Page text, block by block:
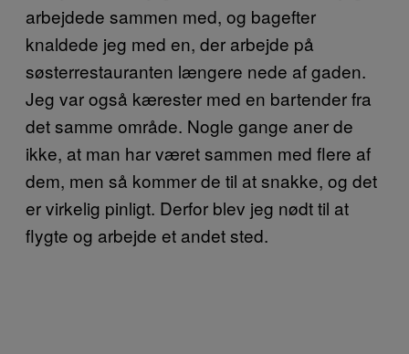
arbejdede sammen med, og bagefter
knaldede jeg med en, der arbejde på
søsterrestauranten længere nede af gaden.
Jeg var også kærester med en bartender fra
det samme område. Nogle gange aner de
ikke, at man har været sammen med flere af
dem, men så kommer de til at snakke, og det
er virkelig pinligt. Derfor blev jeg nødt til at
flygte og arbejde et andet sted.